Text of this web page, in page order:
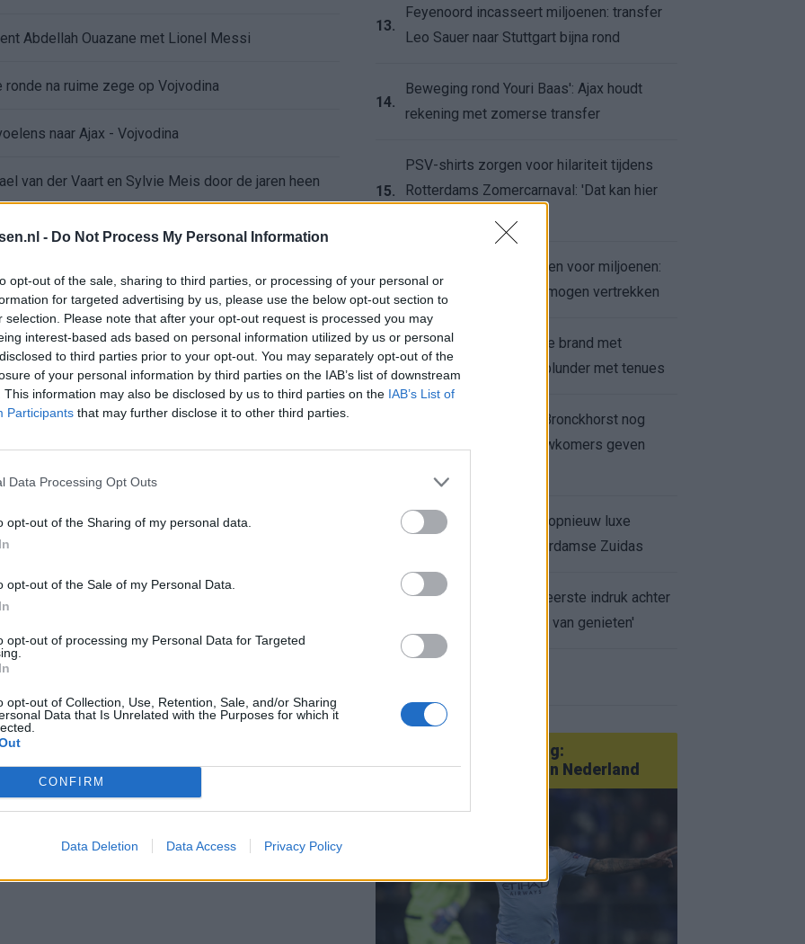
- Do Not Process My Personal Information
opt-out of the sale, sharing to third parties, or processing of your personal or
for targeted advertising by us, please use the below opt-out section to
selection. Please note that after your opt-out request is processed you may
interest-based ads based on personal information utilized by us or personal
to third parties prior to your opt-out. You may separately opt-out of the
of your personal information by third parties on the IAB’s list of downstream
This information may also be disclosed by us to third parties on the IAB’s List of
Participants that may further disclose it to other third parties.
Data Processing Opt Outs
opt-out of the Sharing of my personal data.
opt-out of the Sale of my Personal Data.
opt-out of processing my Personal Data for Targeted
opt-out of Collection, Use, Retention, Sale, and/or Sharing
Data that Is Unrelated with the Purposes for which it
CONFIRM
Data Deletion Data Access Privacy Policy
Abdellah Ouazane met Lionel Messi
na ruime zege op Vojvodina
naar Ajax - Vojvodina
van der Vaart en Sylvie Meis door de jaren heen
Ajax en FC Twente in Europa
"Kampioen met Jong Ajax"
geschiedenis met rode kaart in WK-finale
League? Dit zijn de belangrijke data
terugkeer: NEC onderzoekt komst van Ajax-icoon
13.
Feyenoord incasseert miljoenen: transfer
Leo Sauer naar Stuttgart bijna rond
14.
Beweging rond Youri Baas': Ajax houdt
rekening met zomerse transfer
15.
PSV-shirts zorgen voor hilariteit tijdens
Rotterdams Zomercarnaval: 'Dat kan hier
16.
Feyenoord zet deur open voor miljoenen:
Ueda en Hadj Moussa mogen vertrekken
17.
Ajax helpt Burnley uit de brand met
afgeknipte sokken na blunder met tenues
Feyenoord onder Van Bronckhorst nog
altijd ongeslagen: nieuwkomers geven
Hakim Ziyech verhuurt opnieuw luxe
appartement op Amsterdamse Zuidas
Marcos Leonardo laat eerste indruk achter
bij Ajax: 'Hier gaan fans van genieten'
Van Götze tot Sterling:
statementtransfers in Nederland